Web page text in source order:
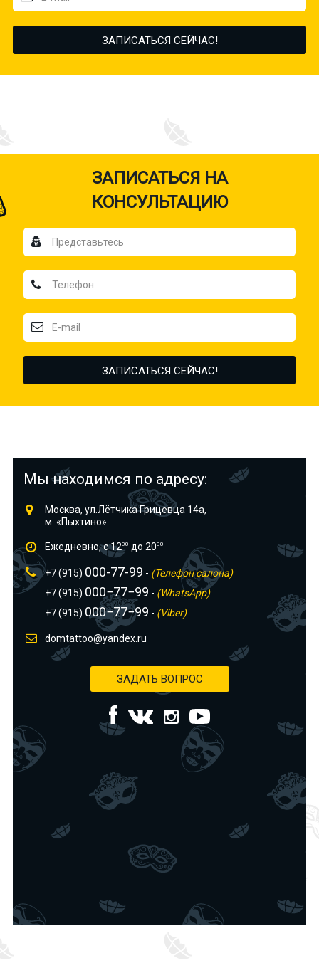
ЗАПИСАТЬСЯ НА
КОНСУЛЬТАЦИЮ
Мы находимся по адресу:
Москва, ул.Лётчика Грицевца 14а,
м. «Пыхтино»
Ежедневно, с 1200 до 2000
+7 (915) 000-77-99 - (Телефон салона)
+7 (915) 000−77−99 - (WhatsApp)
+7 (915) 000−77−99 - (Viber)
domtattoo@yandex.ru
ЗАДАТЬ ВОПРОС